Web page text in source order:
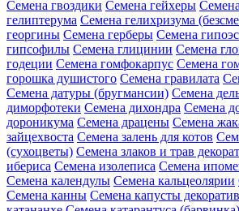
Семена гвоздики Семена гейхеры
гелиптерума Семена гелихризума
георгины Семена герберы Семена
гипсофилы Семена глицинии Семена
годеции Семена гомфокарпус Семена
горошка душистого Семена гравилата
Семена датуры (бругмансии) Семена
диморфотеки Семена дихондра Семена
дороникума Семена драцены Семена
зайцехвоста Семена залень для котов
(сухоцветы) Семена злаков и трав
ибериса Семена изолеписа Семена
Семена календулы Семена кальцеолярии
Семена канны Семена капусты